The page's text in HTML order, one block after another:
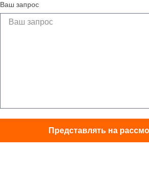
Ваш запрос
Представлять на